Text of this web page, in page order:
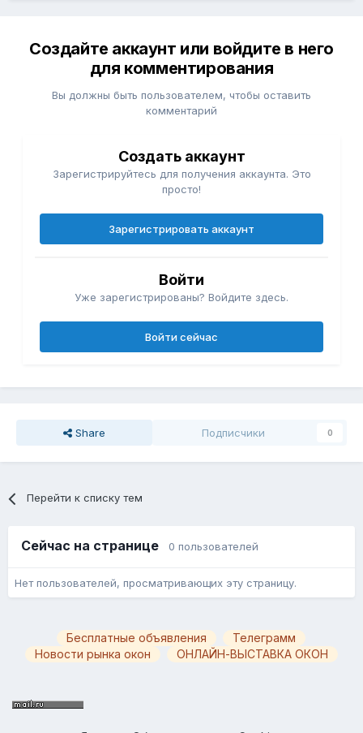
Создайте аккаунт или войдите в него
для комментирования
Вы должны быть пользователем, чтобы оставить
комментарий
Создать аккаунт
Зарегистрируйтесь для получения аккаунта. Это
просто!
Зарегистрировать аккаунт
Войти
Уже зарегистрированы? Войдите здесь.
Войти сейчас
Share Подписчики 0
Перейти к списку тем
Сейчас на странице 0 пользователей
Нет пользователей, просматривающих эту страницу.
Бесплатные объявления
Телеграмм
Новости рынка окон
ОНЛАЙН-ВЫСТАВКА ОКОН